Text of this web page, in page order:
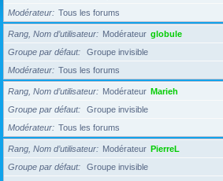
Modérateur
Tous les forums
Rang, Nom d’utilisateur Modérateur globule
Groupe par défaut
Groupe invisible
Modérateur
Tous les forums
Rang, Nom d’utilisateur Modérateur Marieh
Groupe par défaut
Groupe invisible
Modérateur
Tous les forums
Rang, Nom d’utilisateur Modérateur PierreL
Groupe par défaut
Groupe invisible